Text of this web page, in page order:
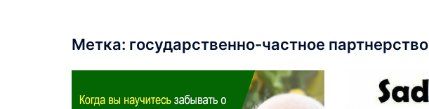
Метка: государственно-частное партнерство